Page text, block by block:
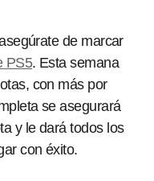
de marcar
PS5. Esta semana
con más por
se asegurará
y le dará todos los
con éxito.